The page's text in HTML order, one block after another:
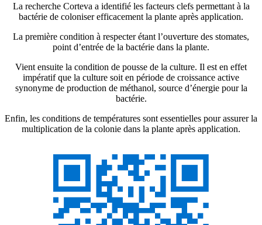
La recherche Corteva a identifié les facteurs clefs permettant à la
bactérie de coloniser efficacement la plante après application.
La première condition à respecter étant l’ouverture des stomates,
point d’entrée de la bactérie dans la plante.
Vient ensuite la condition de pousse de la culture. Il est en effet
impératif que la culture soit en période de croissance active
synonyme de production de méthanol, source d’énergie pour la
bactérie.
Enfin, les conditions de températures sont essentielles pour assurer la
multiplication de la colonie dans la plante après application.